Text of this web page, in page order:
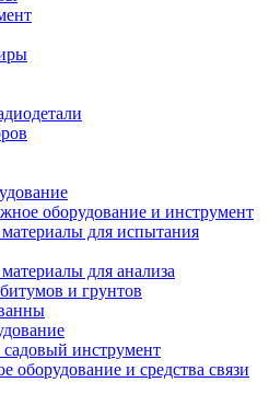
оборудование и инструмент
для испытания
для анализа
и грунтов
инструмент
оборудование и средства связи